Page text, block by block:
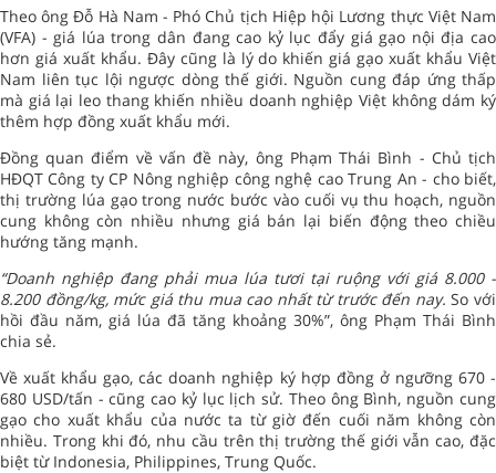
Theo ông Đỗ Hà Nam - Phó Chủ tịch Hiệp hội Lương thực Việt Nam
(VFA) - giá lúa trong dân đang cao kỷ lục đẩy giá gạo nội địa cao
hơn giá xuất khẩu. Đây cũng là lý do khiến giá gạo xuất khẩu Việt
Nam liên tục lội ngược dòng thế giới. Nguồn cung đáp ứng thấp
mà giá lại leo thang khiến nhiều doanh nghiệp Việt không dám ký
thêm hợp đồng xuất khẩu mới.
Đồng quan điểm về vấn đề này, ông Phạm Thái Bình - Chủ tịch
HĐQT Công ty CP Nông nghiệp công nghệ cao Trung An - cho biết,
thị trường lúa gạo trong nước bước vào cuối vụ thu hoạch, nguồn
cung không còn nhiều nhưng giá bán lại biến động theo chiều
hướng tăng mạnh.
“Doanh nghiệp đang phải mua lúa tươi tại ruộng với giá 8.000 -
8.200 đồng/kg, mức giá thu mua cao nhất từ trước đến nay. So với
hồi đầu năm, giá lúa đã tăng khoảng 30%”, ông Phạm Thái Bình
chia sẻ.
Vềxuất khẩu gạo, các doanh nghiệp ký hợp đồng ở ngưỡng 670 -
680 USD/tấn - cũng cao kỷ lục lịch sử. Theo ông Bình, nguồn cung
gạo cho xuất khẩu của nước ta từ giờ đến cuối năm không còn
nhiều. Trong khi đó, nhu cầu trên thị trường thế giới vẫn cao, đặc
biệt từ Indonesia, Philippines, Trung Quốc.